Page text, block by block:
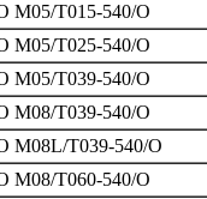
M05/T015‐540/O
M05/T025‐540/O
M05/T039‐540/O
M08/T039‐540/O
M08L/T039‐540/O
M08/T060‐540/O